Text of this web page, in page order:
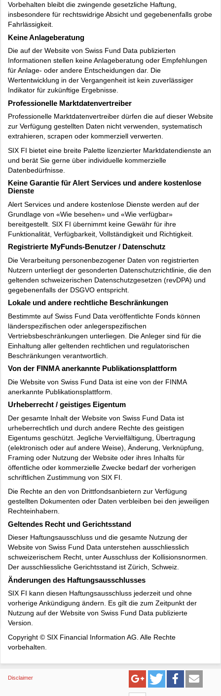
Vorbehalten bleibt die zwingende gesetzliche Haftung,
insbesondere für rechtswidrige Absicht und gegebenenfalls grobe
Fahrlässigkeit.
Keine Anlageberatung
Die auf der Website von Swiss Fund Data publizierten
Informationen stellen keine Anlageberatung oder Empfehlungen
für Anlage- oder andere Entscheidungen dar. Die
Wertentwicklung in der Vergangenheit ist kein zuverlässiger
Indikator für zukünftige Ergebnisse.
Professionelle Marktdatenvertreiber
Professionelle Marktdatenvertreiber dürfen die auf dieser Website
zur Verfügung gestellten Daten nicht verwenden, systematisch
extrahieren, scrapen oder kommerziell verwerten.
SIX FI bietet eine breite Palette lizenzierter Marktdatendienste an
und berät Sie gerne über individuelle kommerzielle
Datenbedürfnisse.
Keine Garantie für Alert Services und andere kostenlose
Dienste
Alert Services und andere kostenlose Dienste werden auf der
Grundlage von «Wie besehen» und «Wie verfügbar»
bereitgestellt. SIX FI übernimmt keine Gewähr für ihre
Funktionalität, Verfügbarkeit, Vollständigkeit und Richtigkeit.
Registrierte MyFunds-Benutzer / Datenschutz
Die Verarbeitung personenbezogener Daten von registrierten
Nutzern unterliegt der gesonderten Datenschutzrichtlinie, die den
geltenden schweizerischen Datenschutzgesetzen (revDPA) und
gegebenenfalls der DSGVO entspricht.
Lokale und andere rechtliche Beschränkungen
Bestimmte auf Swiss Fund Data veröffentlichte Fonds können
länderspezifischen oder anlegerspezifischen
Vertriebsbeschränkungen unterliegen. Die Anleger sind für die
Einhaltung aller geltenden rechtlichen und regulatorischen
Beschränkungen verantwortlich.
Von der FINMA anerkannte Publikationsplattform
Die Website von Swiss Fund Data ist eine von der FINMA
anerkannte Publikationsplattform.
Urheberrecht / geistiges Eigentum
Der gesamte Inhalt der Website von Swiss Fund Data ist
urheberrechtlich und durch andere Rechte des geistigen
Eigentums geschützt. Jegliche Vervielfältigung, Übertragung
(elektronisch oder auf andere Weise), Änderung, Verknüpfung,
Framing oder Nutzung der Website oder ihres Inhalts für
öffentliche oder kommerzielle Zwecke bedarf der vorherigen
schriftlichen Zustimmung von SIX FI.
Die Rechte an den von Drittfondsanbietern zur Verfügung
gestellten Dokumenten oder Daten verbleiben bei den jeweiligen
Rechteinhabern.
Geltendes Recht und Gerichtsstand
Dieser Haftungsausschluss und die gesamte Nutzung der
Website von Swiss Fund Data unterstehen ausschliesslich
schweizerischem Recht, unter Ausschluss der Kollisionsnormen.
Der ausschliessliche Gerichtsstand ist Zürich, Schweiz.
Änderungen des Haftungsausschlusses
SIX FI kann diesen Haftungsausschluss jederzeit und ohne
vorherige Ankündigung ändern. Es gilt die zum Zeitpunkt der
Nutzung auf der Website von Swiss Fund Data publizierte
Version.
Copyright © SIX Financial Information AG. Alle Rechte
vorbehalten.
Disclaimer